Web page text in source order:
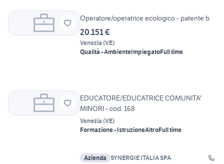
Operatore/operatrice ecologico - patente b
20.151 €
Venezia (VE)
Qualità - AmbienteImpiegatoFull time
EDUCATORE/EDUCATRICE COMUNITA'
MINORI - cod. 168
Venezia (VE)
Formazione - IstruzioneAltroFull time
Azienda SYNERGIE ITALIA SPA